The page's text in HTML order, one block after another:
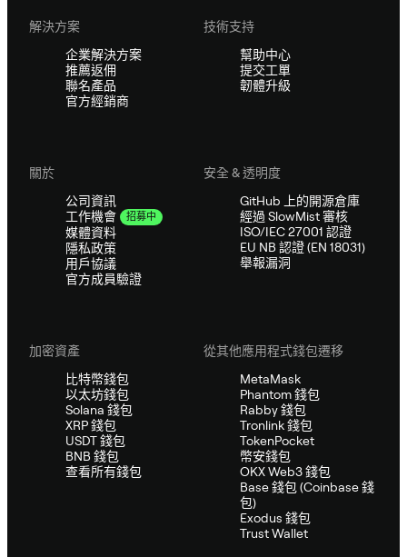
解決方案
企業解決方案
推薦返佣
聯名產品
官方經銷商
技術支持
幫助中心
提交工單
韌體升級
關於
公司資訊
工作機會
招募中
媒體資料
隱私政策
用戶協議
官方成員驗證
安全 & 透明度
GitHub 上的開源倉庫
經過 SlowMist 審核
ISO/IEC 27001 認證
EU NB 認證 (EN 18031)
舉報漏洞
加密資產
比特幣錢包
以太坊錢包
Solana 錢包
XRP 錢包
USDT 錢包
BNB 錢包
查看所有錢包
從其他應用程式錢包遷移
MetaMask
Phantom 錢包
Rabby 錢包
Tronlink 錢包
TokenPocket
幣安錢包
OKX Web3 錢包
Base 錢包 (Coinbase 錢
包)
Exodus 錢包
Trust Wallet